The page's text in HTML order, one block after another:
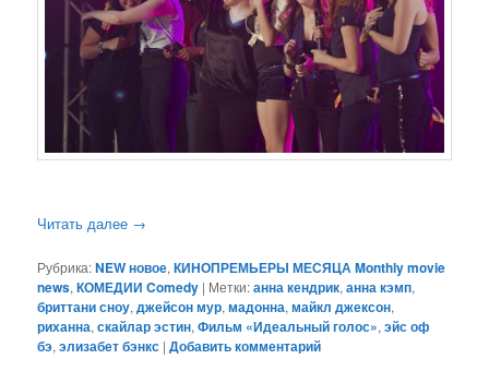
Читать далее →
Рубрика:NEW новое,КИНОПРЕМЬЕРЫ МЕСЯЦА Monthly movie
news,КОМЕДИИ Comedy | Метки:анна кендрик,анна кэмп,
бриттани сноу,джейсон мур,мадонна,майкл джексон,
риханна,скайлар эстин,Фильм «Идеальный голос»,эйс оф
бэ,элизабет бэнкс |Добавить комментарий